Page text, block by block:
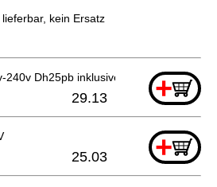
kein Ersatz
240v Dh25pb inklusive.63 +
29.13
+
25.03